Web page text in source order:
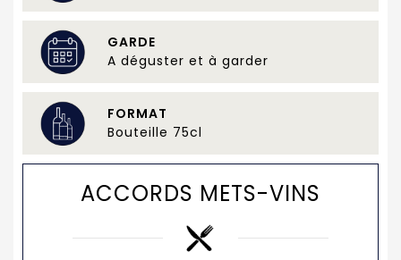
GARDE
A déguster et à garder
FORMAT
Bouteille 75cl
ACCORDS METS-VINS